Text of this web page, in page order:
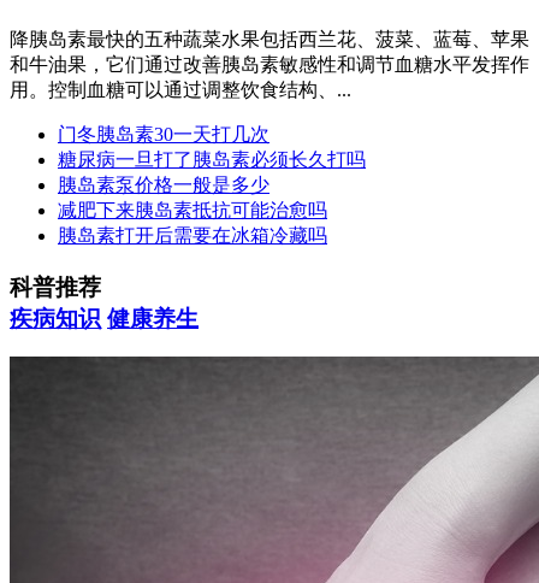
降胰岛素最快的五种蔬菜水果包括西兰花、菠菜、蓝莓、苹果
和牛油果，它们通过改善胰岛素敏感性和调节血糖水平发挥作
用。控制血糖可以通过调整饮食结构、...
门冬胰岛素30一天打几次
糖尿病一旦打了胰岛素必须长久打吗
胰岛素泵价格一般是多少
减肥下来胰岛素抵抗可能治愈吗
胰岛素打开后需要在冰箱冷藏吗
科普推荐
疾病知识 健康养生